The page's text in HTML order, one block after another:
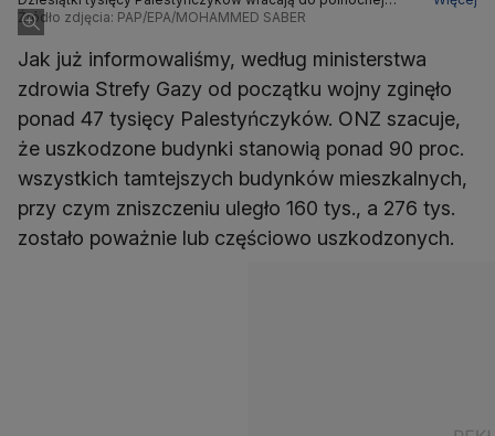
Strefy Gazy (27 stycznia 2025)
Źródło zdjęcia: PAP/EPA/MOHAMMED SABER
Jak już informowaliśmy, według ministerstwa
zdrowia Strefy Gazy od początku wojny zginęło
ponad 47 tysięcy Palestyńczyków. ONZ szacuje,
że uszkodzone budynki stanowią ponad 90 proc.
wszystkich tamtejszych budynków mieszkalnych,
przy czym zniszczeniu uległo 160 tys., a 276 tys.
zostało poważnie lub częściowo uszkodzonych.